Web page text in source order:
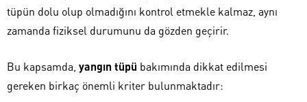
tüpün dolu olup olmadığını kontrol etmekle kalmaz, aynı
zamanda fiziksel durumunu da gözden geçirir.
Bu kapsamda, yangın tüpü bakımında dikkat edilmesi
gereken birkaç önemli kriter bulunmaktadır: